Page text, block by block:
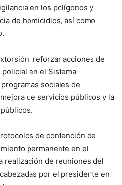
en los polígonos y
de homicidios, así como
reforzar acciones de
en el Sistema
sociales de
de servicios públicos y la
de contención de
permanente en el
realización de reuniones del
por el presidente en